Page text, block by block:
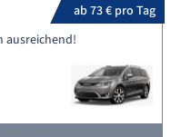
ab 73 € pro Tag
ausreichend!